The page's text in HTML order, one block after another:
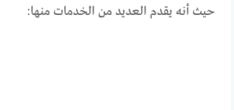
حيث أنه يقدم العديد من الخدمات منها: